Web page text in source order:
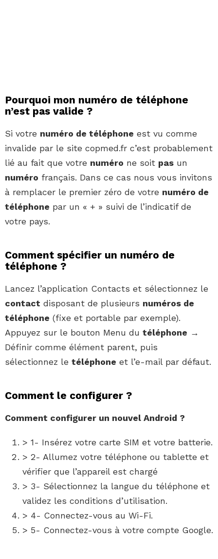
Pourquoi mon numéro de téléphone
n’est pas valide ?
Si votre numéro de téléphone est vu comme
invalide par le site copmed.fr c’est probablement
lié au fait que votre numéro ne soit pas un
numéro français. Dans ce cas nous vous invitons
à remplacer le premier zéro de votre numéro de
téléphone par un « + » suivi de l’indicatif de
votre pays.
Comment spécifier un numéro de
téléphone ?
Lancez l’application Contacts et sélectionnez le
contact disposant de plusieurs numéros de
téléphone (fixe et portable par exemple).
Appuyez sur le bouton Menu du téléphone →
Définir comme élément parent, puis
sélectionnez le téléphone et l’e-mail par défaut.
Comment le configurer ?
Comment configurer un nouvel Android ?
> 1- Insérez votre carte SIM et votre batterie.
> 2- Allumez votre téléphone ou tablette et
vérifier que l’appareil est chargé
> 3- Sélectionnez la langue du téléphone et
validez les conditions d’utilisation.
> 4- Connectez-vous au Wi-Fi.
> 5- Connectez-vous à votre compte Google.